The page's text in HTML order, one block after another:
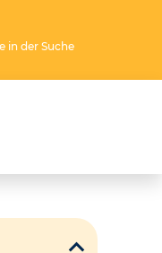
in der Suche